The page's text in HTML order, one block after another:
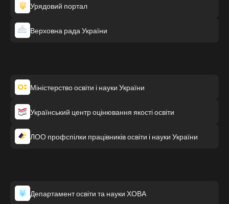
Урядовий портал
Верховна рада України
Міністерство освіти і науки України
Український центр оцінювання якості освіти
ЛОО профспілки працівників освіти і науки України
Департамент освіти та науки ХОВА